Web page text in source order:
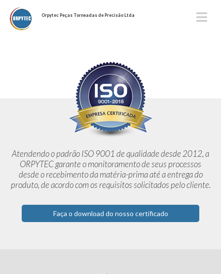
Orpytec Peças Torneadas de Precisão Ltda
Atendendo o padrão ISO 9001 de qualidade desde 2012,a
ORPYTEC garante o monitoramento de seus processos
desde orecebimento da matéria-prima até a entrega do
produto, de acordocom os requisitos solicitados pelo cliente.
Faça o download do nosso certificado